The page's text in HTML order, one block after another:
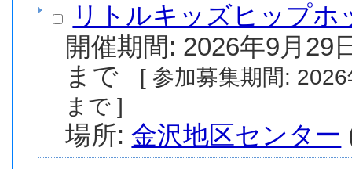
リトルキッズヒップホ
開催期間: 2026年9月29
[ 参加募集期間: 2026年8月1日(土) から 2026年8月20日(木)
まで ]
場所:金沢地区センター